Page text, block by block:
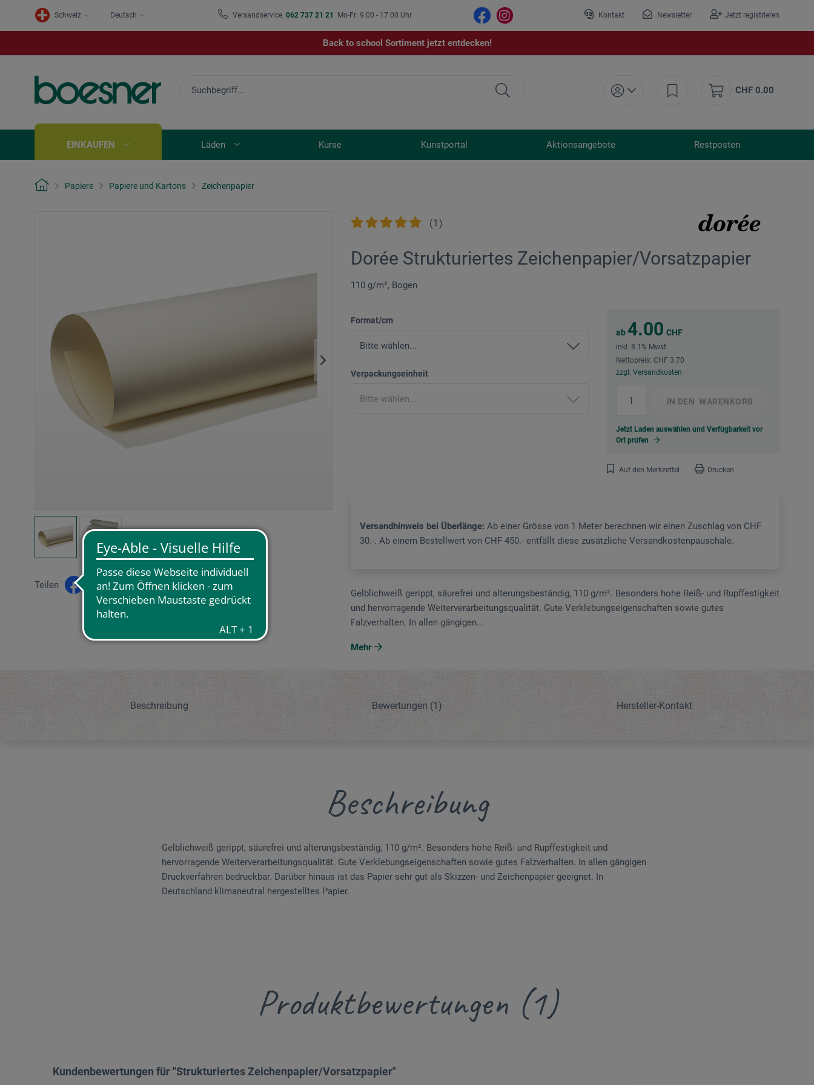
Schweiz Deutsch Versandservice 062 737 21 21 Mo-Fr: 9:00 - 17:00 Uhr Kontakt Newsletter Jetzt registrieren
Back to school Sortiment jetzt entdecken!
CHF 0.00
EINKAUFEN Läden Kurse Kunstportal Aktionsangebote Restposten
Papiere Papiere und Kartons Zeichenpapier
(1)
Dorée Strukturiertes Zeichenpapier/Vorsatzpapier
110 g/m², Bogen
Format/cm
Verpackungseinheit
ab 4.00 CHF
inkl. 8.1% Mwst
Nettopreis: CHF 3.70
zzgl. Versandkosten
IN DEN WARENKORB
Jetzt Laden auswählen und Verfügbarkeit vor
Ort prüfen
Auf den Merkzettel Drucken
Teilen
Versandhinweis bei Überlänge: Ab einer Grösse von 1 Meter berechnen wir einen Zuschlag von CHF
30.-. Ab einem Bestellwert von CHF 450.- entfällt diese zusätzliche Versandkostenpauschale.
Gelblichweiß gerippt, säurefrei und alterungsbeständig, 110 g/m². Besonders hohe Reiß- und Rupffestigkeit
und hervorragende Weiter­verarbeitungsqualität. Gute Verklebungs­eigenschaften sowie gutes
Falzverhalten. In allen gängigen...
Mehr
Beschreibung Bewertungen (1) Hersteller-Kontakt
Beschreibung
Gelblichweiß gerippt, säurefrei und alterungsbeständig, 110 g/m². Besonders hohe Reiß- und Rupffestigkeit und
hervorragende Weiter­verarbeitungsqualität. Gute Verklebungs­eigenschaften sowie gutes Falzverhalten. In allen gängigen
Druckverfahren bedruckbar. Darüber hinaus ist das Papier sehr gut als Skizzen- und Zeichenpapier geeignet. In
Deutschland klimaneutral hergestelltes Papier.
Produktbewertungen (1)
Kundenbewertungen für "Strukturiertes Zeichenpapier/Vorsatzpapier"